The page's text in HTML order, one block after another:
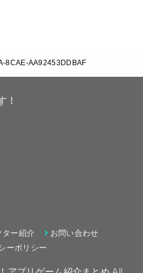
8CAE-AA92453DDBAF
！
ター紹介
お問い合わせ
ーポリシー